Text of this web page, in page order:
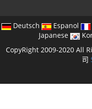
Deutsch Espanol
Japanese
CopyRight 2009-2020 All
司